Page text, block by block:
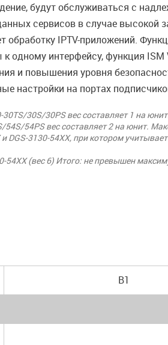
будут обслуживаться с
сервисов в случае высокой
обработку IPTV-приложений.
к одному интерфейсу, функция
и повышения уровня
настройки на портах
30S/30PS вес составляет 1 на
54S/54PS вес составляет 2 на юнит.
DGS-3130-54XX, при котором
54XX (вес 6) Итого: не превышен
B1